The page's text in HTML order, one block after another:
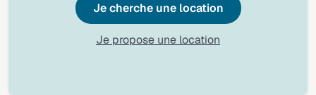
Je cherche une location
Je propose une location